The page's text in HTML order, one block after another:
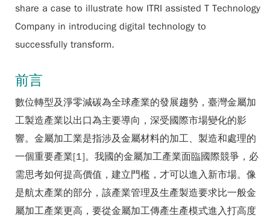
share a case to illustrate how ITRI assisted T Technology
Company in introducing digital technology to
successfully transform.
前言
數位轉型及淨零減碳為全球產業的發展趨勢，臺灣金屬加
工製造產業以出口為主要導向，深受國際市場變化的影
響。金屬加工業是指涉及金屬材料的加工、製造和處理的
一個重要產業[1]。我國的金屬加工產業面臨國際競爭，必
需思考如何提高價值，建立門檻，才可以進入新市場。像
是航太產業的部分，該產業管理及生產製造要求比一般金
屬加工產業更高，要從金屬加工傳產生產模式進入打高度